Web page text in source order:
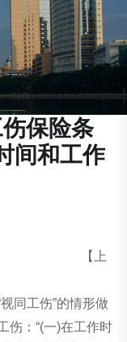
保险条
间和工作
同工伤”的情形做
伤：“(一)在工作时